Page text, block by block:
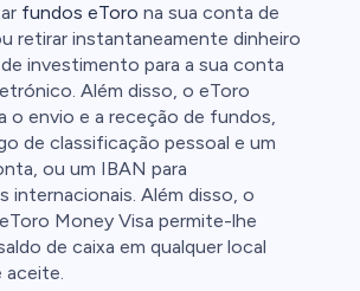
fundos eToro na sua conta de
retirar instantaneamente dinheiro
investimento para a sua conta
Além disso, o eToro
o envio e a receção de fundos,
de classificação pessoal e um
ou um IBAN para
internacionais. Além disso, o
Money Visa permite-lhe
de caixa em qualquer local
aceite.